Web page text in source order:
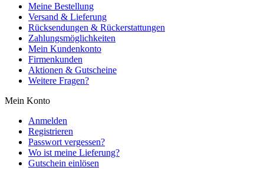
Meine Bestellung
Versand & Lieferung
Rücksendungen & Rückerstattungen
Zahlungsmöglichkeiten
Mein Kundenkonto
Firmenkunden
Aktionen & Gutscheine
Weitere Fragen?
Mein Konto
Anmelden
Registrieren
Passwort vergessen?
Wo ist meine Lieferung?
Gutschein einlösen